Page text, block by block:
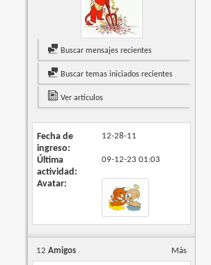
Buscar mensajes recientes
Buscar temas iniciados recientes
Ver artículos
Fecha de
ingreso
12-28-11
Última
actividad
09-12-2301:03
Avatar
Más
12 Amigos